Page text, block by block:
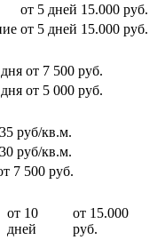
от 5 дней 15.000 руб.
от 5 дней 15.000 руб.
от 7 500 руб.
от 5 000 руб.
35 руб/кв.м.
30 руб/кв.м.
7 500 руб.
от 10
дней
от 15.000
руб.